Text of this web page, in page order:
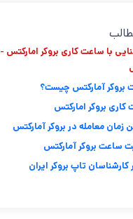
با ساعت کاری بروکر امارکتس